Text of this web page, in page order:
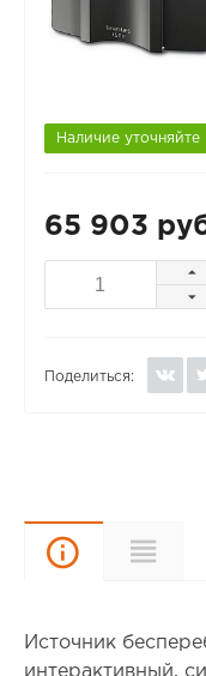
Наличие уточняйте
65 903
Поделиться:
Описание
Источник
интерактивный,